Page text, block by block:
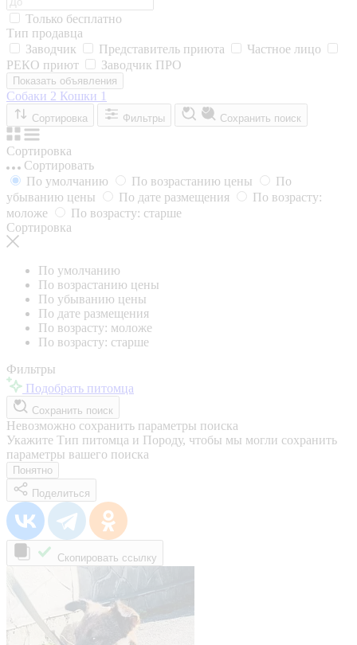
Только бесплатно
Тип продавца
Заводчик
Представитель приюта
Частное лицо
РЕКО приют
Заводчик ПРО
Показать объявления
Собаки 2 Кошки 1
Сортировка Фильтры Сохранить поиск
Сортировка
Сортировать
По умолчанию
По возрастанию цены
По
убыванию цены
По дате размещения
По возрасту:
моложе
По возрасту: старше
Сортировка
По умолчанию
По возрастанию цены
По убыванию цены
По дате размещения
По возрасту: моложе
По возрасту: старше
Фильтры
Подобрать питомца
Сохранить поиск
Невозможно сохранить параметры поиска
Укажите Тип питомца и Породу, чтобы мы могли сохранить
параметры вашего поиска
Понятно
Поделиться
Скопировать ссылку